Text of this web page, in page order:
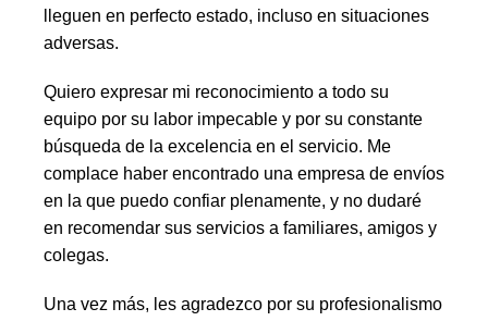
lleguen en perfecto estado, incluso en situaciones
adversas.
Quiero expresar mi reconocimiento a todo su
equipo por su labor impecable y por su constante
búsqueda de la excelencia en el servicio. Me
complace haber encontrado una empresa de envíos
en la que puedo confiar plenamente, y no dudaré
en recomendar sus servicios a familiares, amigos y
colegas.
Una vez más, les agradezco por su profesionalismo